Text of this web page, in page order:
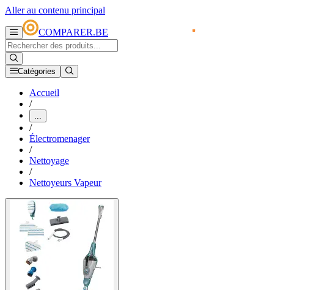
Aller au contenu principal
COMPARER.BE
Catégories
Accueil
/
...
/
Électromenager
/
Nettoyage
/
Nettoyeurs Vapeur